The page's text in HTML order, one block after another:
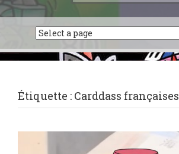
Étiquette : Carddass françaises